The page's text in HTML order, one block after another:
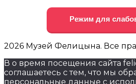
Режим для
2026 Музей Фелицына. Все
В о время посещения сайта
соглашаетесь с тем, что мы
персональные данные с